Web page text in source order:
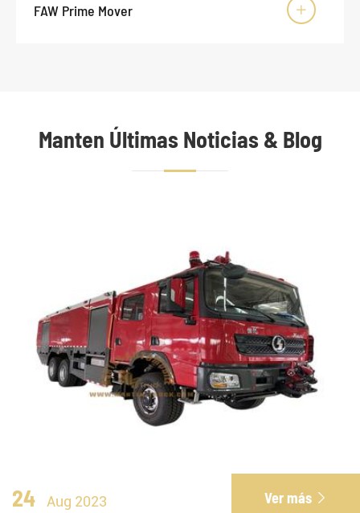
FAW Prime Mover 
Manten Últimas Noticias & Blog
24 Aug 2023 Ver más 